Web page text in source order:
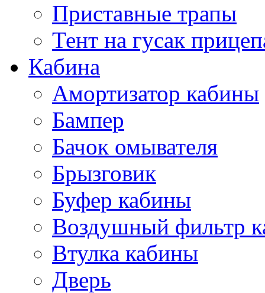
Приставные трапы
Тент на гусак
Кабина
Амортизатор кабины
Бампер
Бачок омывателя
Брызговик
Буфер кабины
Воздушный фильтр
Втулка кабины
Дверь